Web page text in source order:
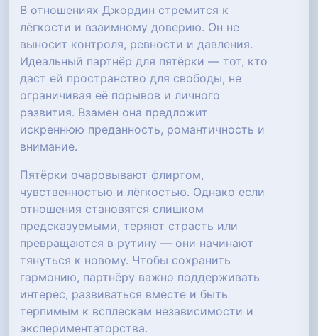
В отношениях Джордин стремится к
лёгкости и взаимному доверию. Он не
выносит контроля, ревности и давления.
Идеальный партнёр для пятёрки — тот, кто
даст ей пространство для свободы, не
ограничивая её порывов и личного
развития. Взамен она предложит
искреннюю преданность, романтичность и
внимание.
Пятёрки очаровывают флиртом,
чувственностью и лёгкостью. Однако если
отношения становятся слишком
предсказуемыми, теряют страсть или
превращаются в рутину — они начинают
тянуться к новому. Чтобы сохранить
гармонию, партнёру важно поддерживать
интерес, развиваться вместе и быть
терпимым к всплескам независимости и
экспериментаторства.